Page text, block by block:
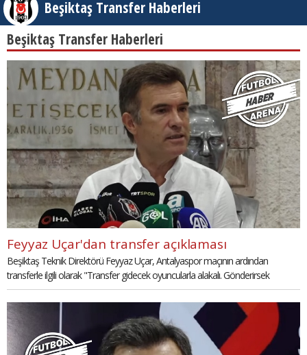
Beşiktaş Transfer Haberleri
Beşiktaş Transfer Haberleri
Feyyaz Uçar'dan transfer açıklaması
Beşiktaş Teknik Direktörü Feyyaz Uçar, Antalyaspor maçının ardından
transferle ilgili olarak "Transfer gidecek oyuncularla alakalı. Gönderirsek
yerlerine alacağız. Bazılarının Beşiktaş sevgisi devam ediyor. Sözleşmelerine
çok sadıklar. Futbolda bazen lafın bittiği yerler vardır. İnşallah o konuda da
anlaşacağız. Hüseyin Yücel, Hasan Arat 'Dur.' diyene kadar transfer
çalışmalarına devam edecek. Satın alma opsiyonlu kiralık, bize en uygun yol
gibi gözüküyor." ifadelerini kullandı.